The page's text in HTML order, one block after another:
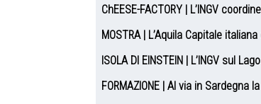
ChEESE-FACTORY | L’INGV
MOSTRA | L’Aquila Capitale
ISOLA DI EINSTEIN | L’INGV sul
FORMAZIONE | Al via in